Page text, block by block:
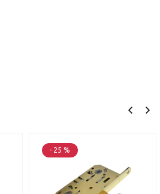
- 25 %